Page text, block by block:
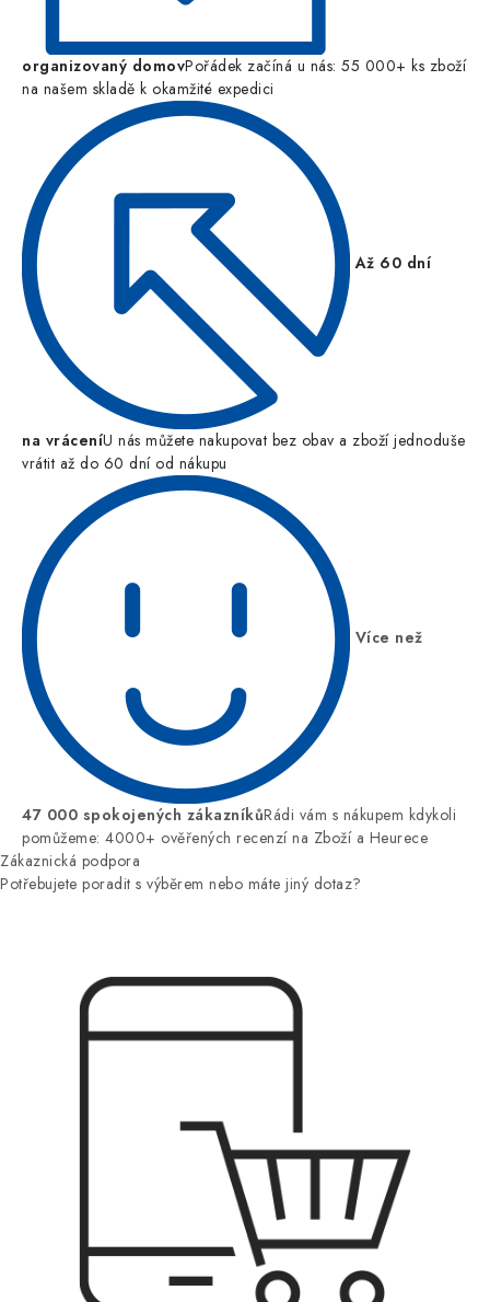
organizovaný domovPořádek začíná u nás: 55 000+ ks zboží
na našem skladě k okamžité expedici
Až 60 dní
na vráceníU nás můžete nakupovat bez obav a zboží jednoduše
vrátit až do 60 dní od nákupu
Více než
47 000 spokojených zákazníkůRádi vám s nákupem kdykoli
pomůžeme: 4000+ ověřených recenzí na Zboží a Heurece
Zákaznická podpora
Potřebujete poradit s výběrem nebo máte jiný dotaz?